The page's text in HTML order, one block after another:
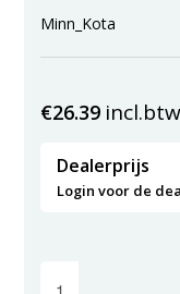
Minn_Kota
€26.39 incl.btw
Dealerprijs
Login voor de